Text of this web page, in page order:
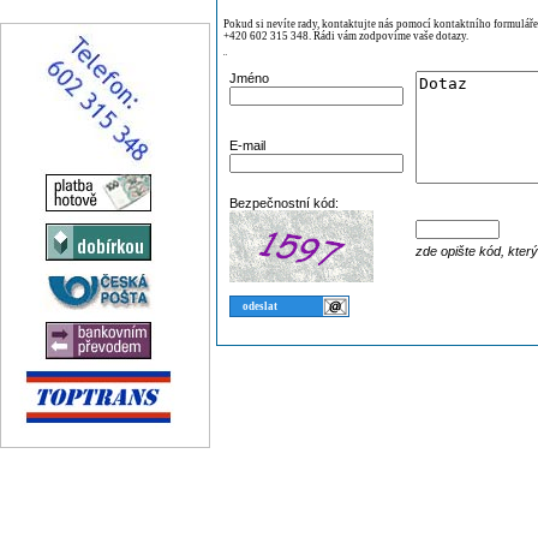
Pokud si nevíte rady, kontaktujte nás pomocí kontaktního
+420 602 315 348. Rádi vám zodpovíme vaše dotazy.
¨
Jméno
E-mail
Bezpečnostní kód:
zde opište kód,